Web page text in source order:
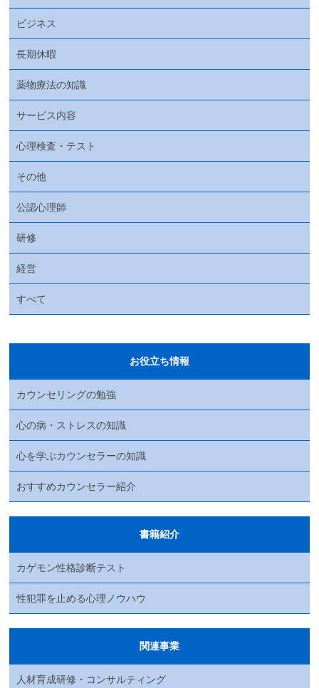
ビジネス
長期休暇
薬物療法の知識
サービス内容
心理検査・テスト
その他
公認心理師
研修
経営
すべて
お役立ち情報
カウンセリングの勉強
心の病・ストレスの知識
心を学ぶカウンセラーの知識
おすすめカウンセラー紹介
書籍紹介
カゲモン性格診断テスト
性犯罪を止める心理ノウハウ
関連事業
人材育成研修・コンサルティング